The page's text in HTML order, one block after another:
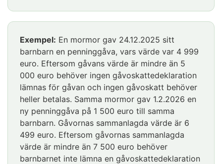
Huomio
osio
alkaa
Exempel: En mormor gav 24.12.2025 sitt
barnbarn en penninggåva, vars värde var 4 999
euro. Eftersom gåvans värde är mindre än 5
000 euro behöver ingen gåvoskattedeklaration
lämnas för gåvan och ingen gåvoskatt behöver
heller betalas. Samma mormor gav 1.2.2026 en
ny penninggåva på 1 500 euro till samma
barnbarn. Gåvornas sammanlagda värde är 6
499 euro. Eftersom gåvornas sammanlagda
värde är mindre än 7 500 euro behöver
barnbarnet inte lämna en gåvoskattedeklaration